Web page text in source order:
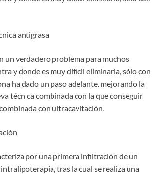
antigrasa
un verdadero problema para muchos
y donde es muy difícil eliminarla, sólo con
ha dado un paso adelante, mejorando la
técnica combinada con la que conseguir
con ultracavitación.
por una primera infiltración de un
tras la cual se realiza una